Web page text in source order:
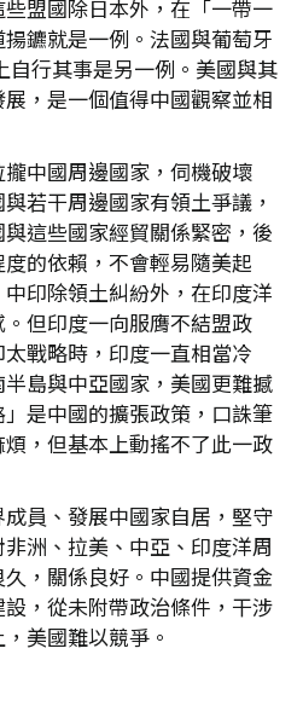
盟國除日本外，在「一帶一
鑣就是一例。法國與葡萄牙
自行其事是另一例。美國與其
，是一個值得中國觀察並相
中國周邊國家，伺機破壞
若干周邊國家有領土爭議，
這些國家經貿關係緊密，後
的依賴，不會輕易隨美起
印除領土糾紛外，在印度洋
但印度一向服膺不結盟政
戰略時，印度一直相當冷
島與中亞國家，美國更難撼
是中國的擴張政策，口誅筆
，但基本上動搖不了此一政
員、發展中國家自居，堅守
非洲、拉美、中亞、印度洋周
，關係良好。中國提供資金
，從未附帶政治條件，干涉
美國難以競爭。